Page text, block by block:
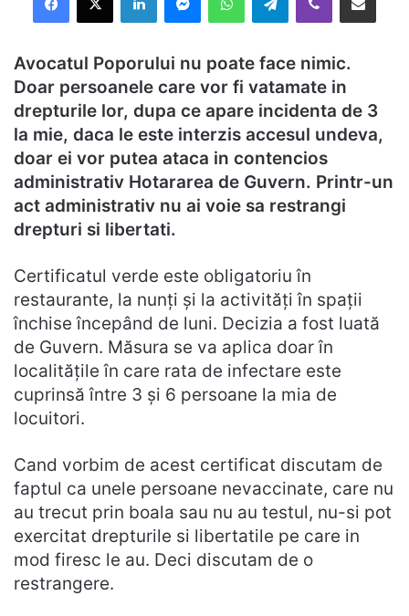
Avocatul Poporului nu poate face nimic.
Doar persoanele care vor fi vatamate in
drepturile lor, dupa ce apare incidenta de 3
la mie, daca le este interzis accesul undeva,
doar ei vor putea ataca in contencios
administrativ Hotararea de Guvern. Printr-un
act administrativ nu ai voie sa restrangi
drepturi si libertati.
Certificatul verde este obligatoriu în
restaurante, la nunți și la activități în spații
închise începând de luni. Decizia a fost luată
de Guvern. Măsura se va aplica doar în
localitățile în care rata de infectare este
cuprinsă între 3 și 6 persoane la mia de
locuitori.
Cand vorbim de acest certificat discutam de
faptul ca unele persoane nevaccinate, care nu
au trecut prin boala sau nu au testul, nu-si pot
exercitat drepturile si libertatile pe care in
mod firesc le au. Deci discutam de o
restrangere.